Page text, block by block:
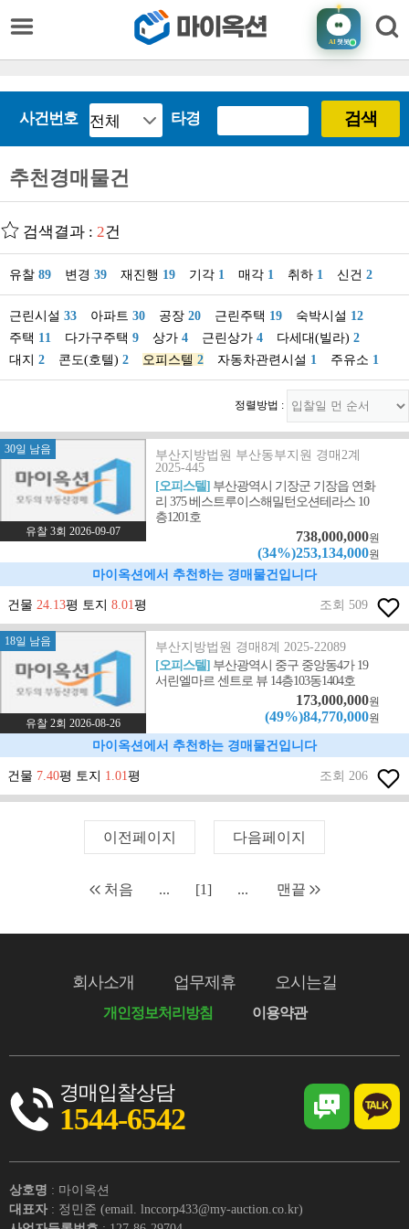
AI챗봇
사건번호 타경 검색
추천경매물건
검색결과 : 2건
유찰 89 변경 39 재진행 19 기각 1 매각 1 취하 1 신건 2
근린시설 33 아파트 30 공장 20 근린주택 19 숙박시설 12
주택 11 다가구주택 9 상가 4 근린상가 4 다세대(빌라) 2
대지 2 콘도(호텔) 2 오피스텔 2 자동차관련시설 1 주유소 1
정렬방법 :
30일 남음
유찰 3회 2026-09-07
부산지방법원 부산동부지원 경매2계
2025-445
[오피스텔] 부산광역시 기장군 기장읍 연화
리 375 베스트루이스해밀턴오션테라스 10
층1201호
738,000,000원
(34%)253,134,000원
마이옥션에서 추천하는 경매물건입니다
건물 24.13평 토지 8.01평 조회 509
18일 남음
유찰 2회 2026-08-26
부산지방법원 경매8계 2025-22089
[오피스텔] 부산광역시 중구 중앙동4가 19
서린엘마르 센트로 뷰 14층103동1404호
173,000,000원
(49%)84,770,000원
마이옥션에서 추천하는 경매물건입니다
건물 7.40평 토지 1.01평 조회 206
이전페이지 다음페이지
처음 ... [1] ... 맨끝
회사소개 업무제휴 오시는길
개인정보처리방침 이용약관
경매입찰상담
1544-6542
상호명 : 마이옥션
대표자 : 정민준 (email. lnccorp433@my-auction.co.kr)